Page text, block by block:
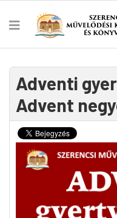
Adventi
Advent